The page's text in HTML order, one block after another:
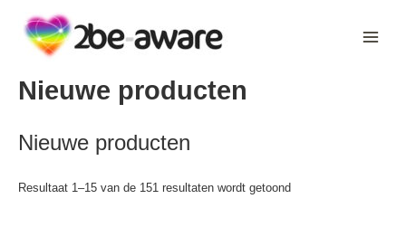
Nieuwe producten
Nieuwe producten
Resultaat 1–15 van de 151 resultaten wordt getoond